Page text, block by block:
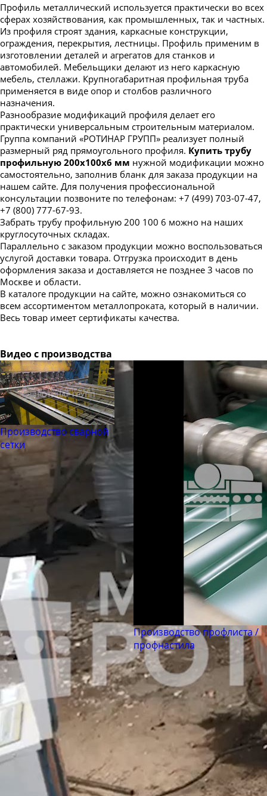
Профиль металлический используется практически во всех
сферах хозяйствования, как промышленных, так и частных.
Из профиля строят здания, каркасные конструкции,
ограждения, перекрытия, лестницы. Профиль применим в
изготовлении деталей и агрегатов для станков и
автомобилей. Мебельщики делают из него каркасную
мебель, стеллажи. Крупногабаритная профильная труба
применяется в виде опор и столбов различного
назначения.
Разнообразие модификаций профиля делает его
практически универсальным строительным материалом.
Группа компаний «РОТИНАР ГРУПП» реализует полный
размерный ряд прямоугольного профиля. Купить трубу
профильную 200х100х6 мм нужной модификации можно
самостоятельно, заполнив бланк для заказа продукции на
нашем сайте. Для получения профессиональной
консультации позвоните по телефонам: +7 (499) 703-07-47,
+7 (800) 777-67-93.
Забрать трубу профильную 200 100 6 можно на наших
круглосуточных складах.
Параллельно с заказом продукции можно воспользоваться
услугой доставки товара. Отгрузка происходит в день
оформления заказа и доставляется не позднее 3 часов по
Москве и области.
В каталоге продукции на сайте, можно ознакомиться со
всем ассортиментом металлопроката, который в наличии.
Весь товар имеет сертификаты качества.
Видео с производства
Производство сварной
сетки
Производство профлиста /
профнастила